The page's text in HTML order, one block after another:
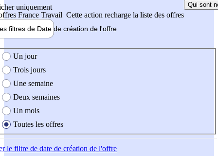
uniquement
France Travail Cette action recharge la liste des offres
Qui sont
filtres de Date de création de l'offre
création de l'offre
Un jour
Trois jours
Une semaine
Deux semaines
Un mois
Toutes les offres
le filtre de date de création de l'offre